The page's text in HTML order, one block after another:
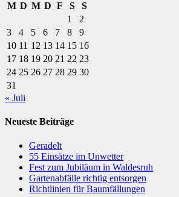
M D M D F S
S
1
2
3
4 5 6 7 8
9
10 11 12 13 14 15 16
17 18 19 20 21 22 23
24 25 26 27 28 29 30
31
« Juli
Neueste Beiträge
Geradelt
​55 Einsätze im Unwetter
Fest zum Jubiläum in Waldesruh
Gartenabfälle richtig entsorgen
Richtlinien für Baumfällungen